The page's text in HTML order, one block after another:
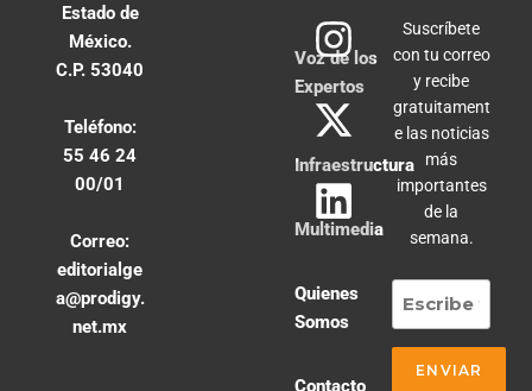
Estado de
México.
C.P. 53040
Teléfono:
55 46 24
00/01
Correo:
editorialge
a@prodigy.
net.mx
Voz de los
Expertos
Infraestructura
Multimedia
Quienes
Somos
Contacto
Suscríbete
con tu correo
y recibe
gratuitament
e las noticias
más
importantes
de la
semana.